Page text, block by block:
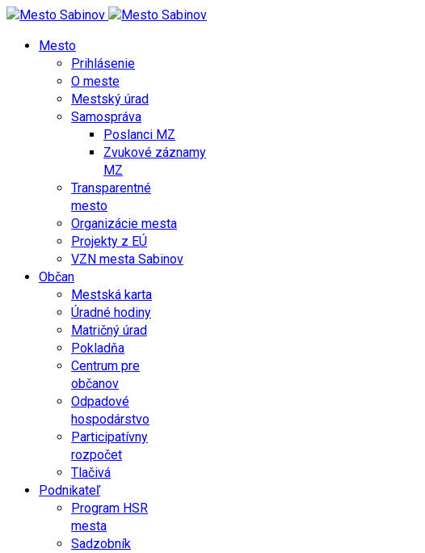
Mesto
Prihlásenie
O meste
Mestský úrad
Samospráva
Poslanci MZ
Zvukové záznamy
MZ
Transparentné
mesto
Organizácie mesta
Projekty z EÚ
VZN mesta Sabinov
Občan
Mestská karta
Úradné hodiny
Matričný úrad
Pokladňa
Centrum pre
občanov
Odpadové
hospodárstvo
Participatívny
rozpočet
Tlačivá
Podnikateľ
Program HSR
mesta
Sadzobník